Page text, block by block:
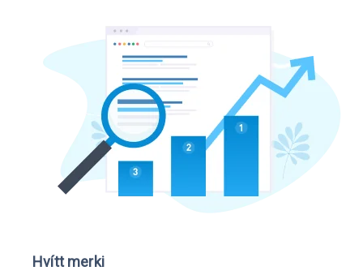
Hvítt merki